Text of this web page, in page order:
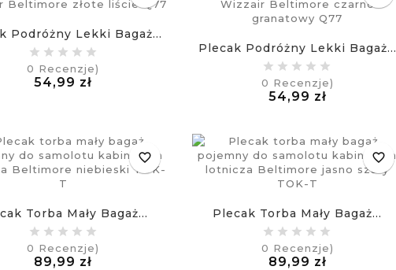
Podróżny Lekki Bagaż...
0 Recenzje)
54,99 zł
Plecak Podróżny Lekki Bagaż...
0 Recenzje)
54,99 złCena
favorite_border
Torba Mały Bagaż...
0 Recenzje)
89,99 zł
favorite_border
Plecak Torba Mały Bagaż...
0 Recenzje)
89,99 złCena